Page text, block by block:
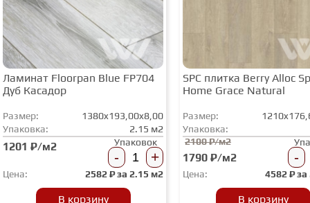
Ламинат Floorpan Blue FP704
Дуб Касадор
Размер:
1380x193,00x8,00
Упаковка:
2.15 м2
1201 ₽/м2 Упаковок
- +
Цена: 2582₽ за 2.15 м2
В корзину
SPC плитка Berry Alloc
Home Grace Natural
Размер:
Упаковка:
2100 ₽/м2
1790 ₽/м2 -
Цена: 4582₽ за
В корзину